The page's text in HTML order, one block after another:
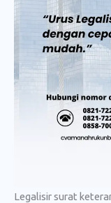
Legalisir surat